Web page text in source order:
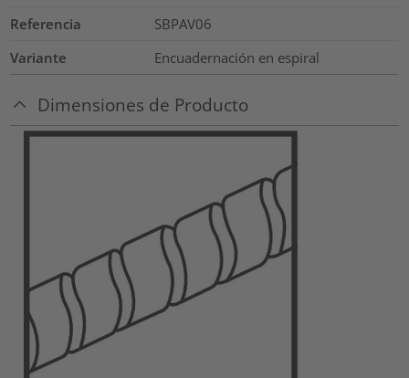
Referencia
SBPAV06
Variante
Encuadernación en espiral
Dimensiones de Producto